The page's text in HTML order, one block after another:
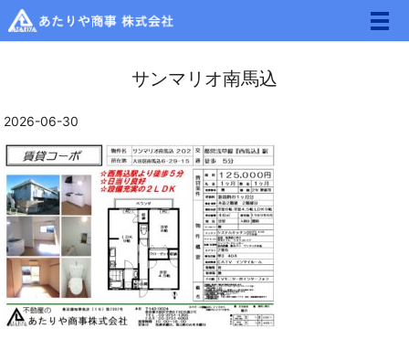
メ
サンマリオ南馬込
2026-06-30